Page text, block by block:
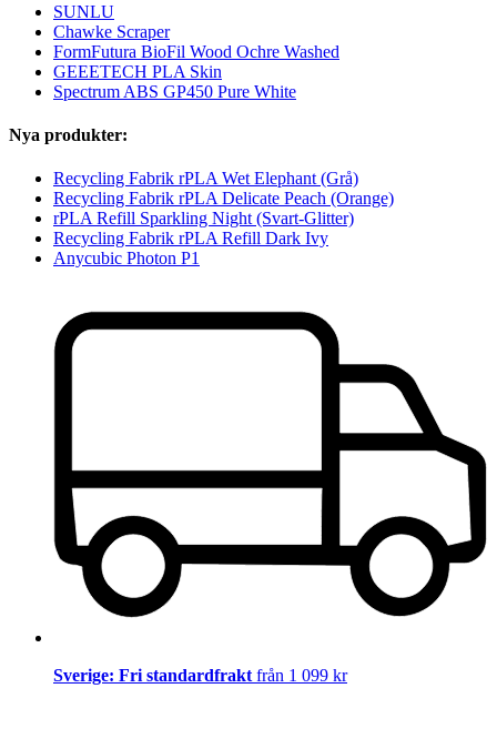
SUNLU
Chawke Scraper
FormFutura BioFil Wood Ochre Washed
GEEETECH PLA Skin
Spectrum ABS GP450 Pure White
Nya produkter:
Recycling Fabrik rPLA Wet Elephant (Grå)
Recycling Fabrik rPLA Delicate Peach (Orange)
rPLA Refill Sparkling Night (Svart-Glitter)
Recycling Fabrik rPLA Refill Dark Ivy
Anycubic Photon P1
Sverige: Fri standardfrakt från 1 099 kr